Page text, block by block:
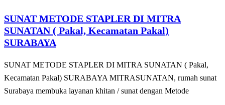
SUNAT METODE STAPLER DI MITRA
SUNATAN ( Pakal, Kecamatan Pakal)
SURABAYA
SUNAT METODE STAPLER DI MITRA SUNATAN ( Pakal,
Kecamatan Pakal) SURABAYA MITRASUNATAN, rumah sunat
Surabaya membuka layanan khitan / sunat dengan Metode